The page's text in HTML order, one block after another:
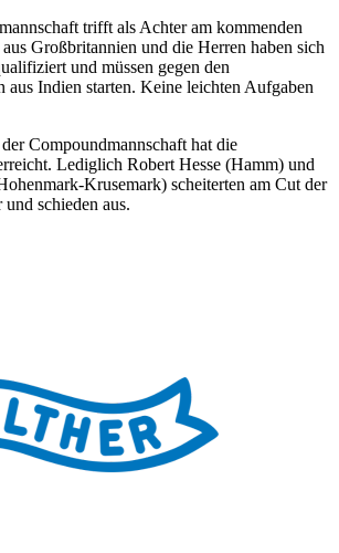
trifft als Achter am kommenden
Großbritannien und die Herren haben sich
und müssen gegen den
Indien starten. Keine leichten Aufgaben
Compoundmannschaft hat die
Lediglich Robert Hesse (Hamm) und
Krusemark) scheiterten am Cut der
schieden aus.